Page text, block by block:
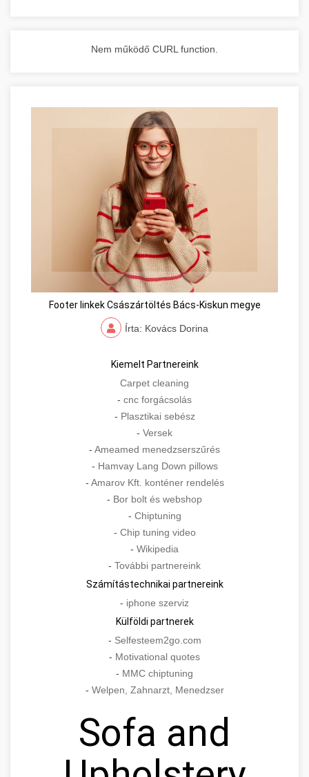
Nem működő CURL function.
Footer linkek Császártöltés Bács-Kiskun megye
Írta: Kovács Dorina
Kiemelt Partnereink
Carpet cleaning
- cnc forgácsolás
- Plasztikai sebész
- Versek
- Ameamed menedzserszűrés
- Hamvay Lang Down pillows
- Amarov Kft. konténer rendelés
- Bor bolt és webshop
- Chiptuning
- Chip tuning video
- Wikipedia
- További partnereink
Számítástechnikai partnereink
- iphone szerviz
Külföldi partnerek
- Selfesteem2go.com
- Motivational quotes
- MMC chiptuning
- Welpen, Zahnarzt, Menedzser
Sofa and